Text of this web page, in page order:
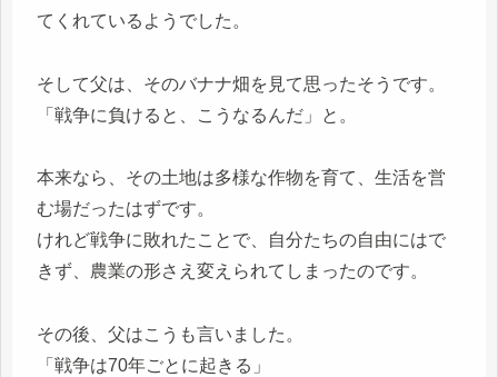
てくれているようでした。
そして父は、そのバナナ畑を見て思ったそうです。
「戦争に負けると、こうなるんだ」と。
本来なら、その土地は多様な作物を育て、生活を営
む場だったはずです。
けれど戦争に敗れたことで、自分たちの自由にはで
きず、農業の形さえ変えられてしまったのです。
その後、父はこうも言いました。
「戦争は70年ごとに起きる」